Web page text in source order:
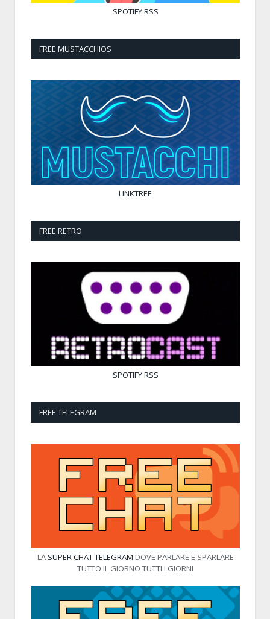
SPOTIFYRSS
FREE MUSTACCHIOS
LINKTREE
FREE RETRO
SPOTIFYRSS
FREE TELEGRAM
LA SUPER CHAT TELEGRAM DOVE PARLARE E SPARLARE
TUTTO IL GIORNO TUTTI I GIORNI